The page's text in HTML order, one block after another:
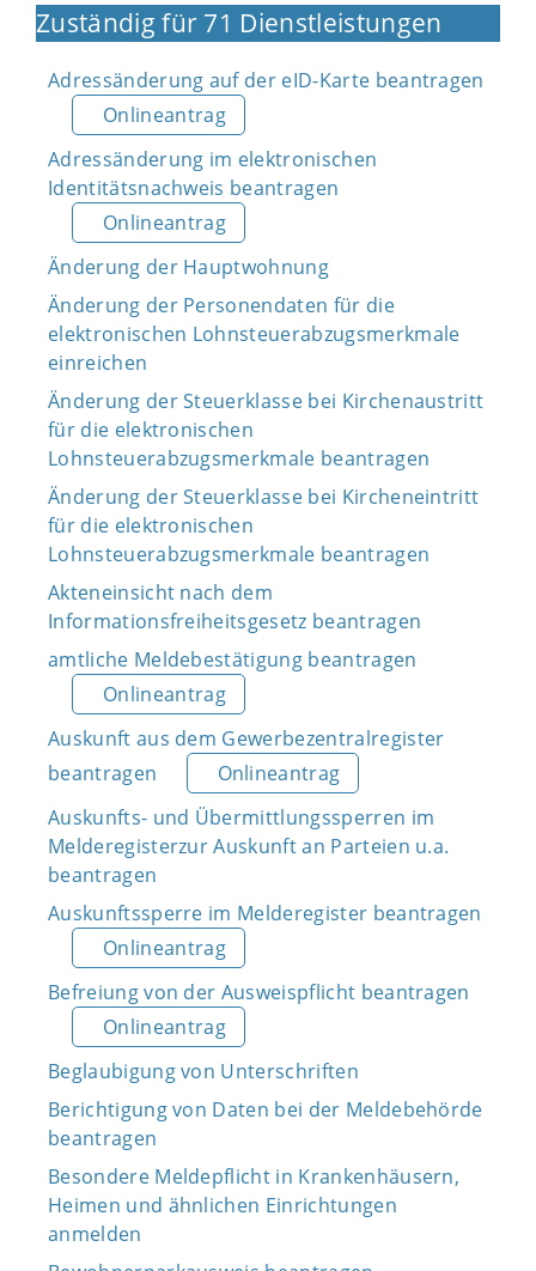
Zuständig für 71 Dienstleistungen
Adressänderung auf der eID-Karte beantragen
Onlineantrag
Adressänderung im elektronischen
Identitätsnachweis beantragen
Onlineantrag
Änderung der Hauptwohnung
Änderung der Personendaten für die
elektronischen Lohnsteuerabzugsmerkmale
einreichen
Änderung der Steuerklasse bei Kirchenaustritt
für die elektronischen
Lohnsteuerabzugsmerkmale beantragen
Änderung der Steuerklasse bei Kircheneintritt
für die elektronischen
Lohnsteuerabzugsmerkmale beantragen
Akteneinsicht nach dem
Informationsfreiheitsgesetz beantragen
amtliche Meldebestätigung beantragen
Onlineantrag
Auskunft aus dem Gewerbezentralregister
beantragen
Onlineantrag
Auskunfts- und Übermittlungssperren im
Melderegisterzur Auskunft an Parteien u.a.
beantragen
Auskunftssperre im Melderegister beantragen
Onlineantrag
Befreiung von der Ausweispflicht beantragen
Onlineantrag
Beglaubigung von Unterschriften
Berichtigung von Daten bei der Meldebehörde
beantragen
Besondere Meldepflicht in Krankenhäusern,
Heimen und ähnlichen Einrichtungen
anmelden